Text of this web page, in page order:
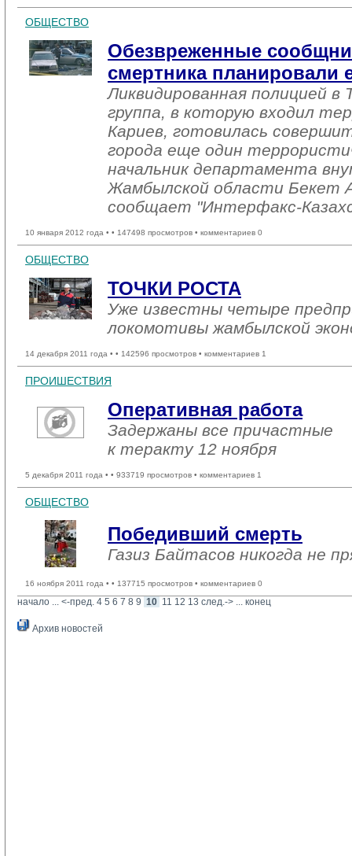
ОБЩЕСТВО
Обезвреженные
смертника планировали
Ликвидированная полицией в
группа, в которую входил
Кариев, готовилась
города еще один
начальник департамента
Жамбылской области Бекет
сообщает "Интерфакс-
10 января 2012 года • • 147498 просмотров • комментариев 0
ОБЩЕСТВО
ТОЧКИ РОСТА
Уже известны четыре
локомотивы жамбылской
14 декабря 2011 года • • 142596 просмотров • комментариев 1
ПРОИШЕСТВИЯ
Оперативная работа
Задержаны все причастные
к теракту 12 ноября
5 декабря 2011 года • • 933719 просмотров • комментариев 1
ОБЩЕСТВО
Победивший смерть
Газиз Байтасов никогда не
16 ноября 2011 года • • 137715 просмотров • комментариев 0
начало ... <-пред. 4 5 6 7 8 9 10 11 12 13 след.-> ... конец
Архив новостей